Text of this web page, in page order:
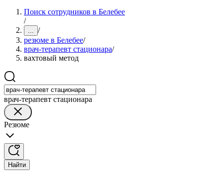
Поиск сотрудников в Белебее
/
... /
резюме в Белебее/
врач-терапевт стационара/
вахтовый метод
врач-терапевт стационара
Резюме
Найти